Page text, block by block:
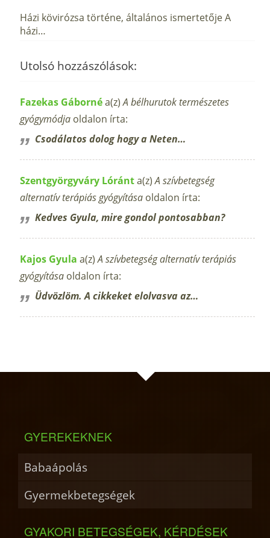
Házi kövirózsa történe, általános ismertetője A
házi…
Utolsó hozzászólások:
Fazekas Gábornéa(z)A bélhurutok természetes
gyógymódja oldalon írta:
Csodálatos dolog hogy a Neten…
Szentgyörgyváry Lóránta(z)A szívbetegség
alternatív terápiás gyógyítása oldalon írta:
Kedves Gyula, mire gondol pontosabban?
Kajos Gyula a(z)A szívbetegség alternatív terápiás
gyógyítása oldalon írta:
Üdvözlöm. A cikkeket elolvasva az…
GYEREKEKNEK
Babaápolás
Gyermekbetegségek
GYAKORI BETEGSÉGEK, KÉRDÉSEK